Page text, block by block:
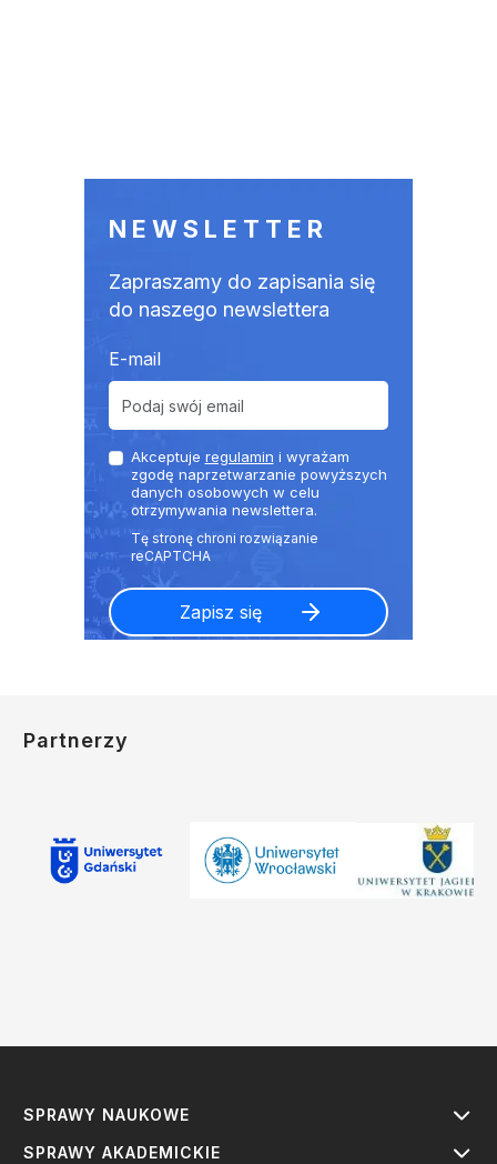
NEWSLETTER
Zapraszamy do zapisania się
do naszego newslettera
E-mail
Akceptuje regulamin i wyrażam
zgodę naprzetwarzanie powyższych
danych osobowych w celu
otrzymywania newslettera.
Partnerzy
SPRAWY NAUKOWE
SPRAWY AKADEMICKIE